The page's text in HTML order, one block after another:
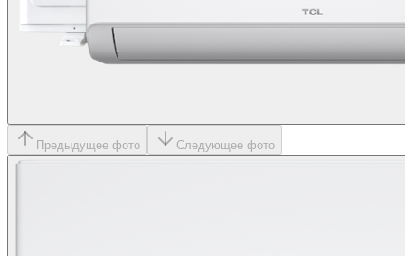
Предыдущее фото Следующее фото